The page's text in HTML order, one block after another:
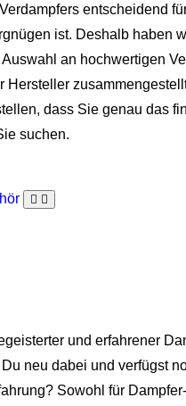
entscheidend
ist. Deshalb haben
an hochwertigen
Hersteller
dass Sie genau das
suchen.
und erfahrener
neu dabei und verfügst
Sowohl für